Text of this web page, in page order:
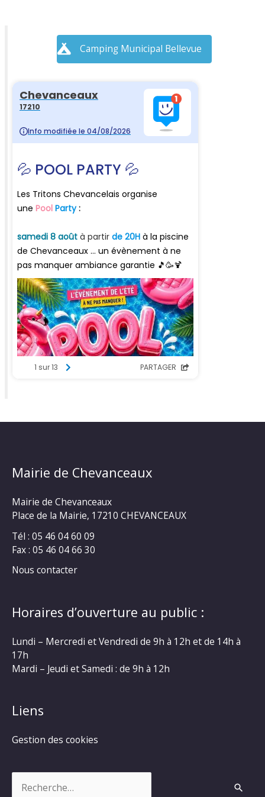
Camping Municipal Bellevue
Mairie de Chevanceaux
Mairie de Chevanceaux
Place de la Mairie, 17210 CHEVANCEAUX
Tél : 05 46 04 60 09
Fax : 05 46 04 66 30
Nous contacter
Horaires d’ouverture au public :
Lundi – Mercredi et Vendredi de 9h à 12h et de 14h à
17h
Mardi – Jeudi et Samedi : de 9h à 12h
Liens
Gestion des cookies